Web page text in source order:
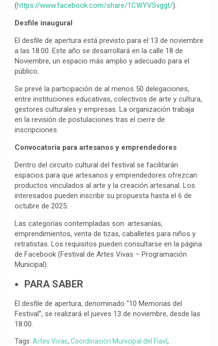
(https://www.facebook.com/share/1CWYVSvggt/).
Desfile inaugural
El desfile de apertura está previsto para el 13 de noviembre
a las 18:00. Este año se desarrollará en la calle 18 de
Noviembre, un espacio más amplio y adecuado para el
público.
Se prevé la participación de al menos 50 delegaciones,
entre instituciones educativas, colectivos de arte y cultura,
gestores culturales y empresas. La organización trabaja
en la revisión de postulaciones tras el cierre de
inscripciones.
Convocatoria para artesanos y emprendedores
Dentro del circuito cultural del festival se facilitarán
espacios para que artesanos y emprendedores ofrezcan
productos vinculados al arte y la creación artesanal. Los
interesados pueden inscribir su propuesta hasta el 6 de
octubre de 2025.
Las categorías contempladas son: artesanías,
emprendimientos, venta de tizas, caballetes para niños y
retratistas. Los requisitos pueden consultarse en la página
de Facebook (Festival de Artes Vivas – Programación
Municipal).
PARA SABER
El desfile de apertura, denominado “10 Memorias del
Festival”, se realizará el jueves 13 de noviembre, desde las
18:00.
Tags: Artes Vivas, Coordinación Municipal del Fiavl,